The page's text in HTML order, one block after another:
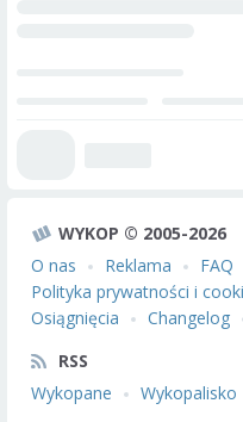
WYKOP © 2005-2026
O nas
Reklama FAQ
Polityka prywatności i
Osiągnięcia
Changelog
RSS
Wykopane
Wykopalisko